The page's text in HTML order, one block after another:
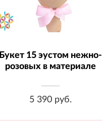
Состав: Эустома - 15 шт.,
Материал
15 эустом нежно-
розовых в материале
5 390 руб.